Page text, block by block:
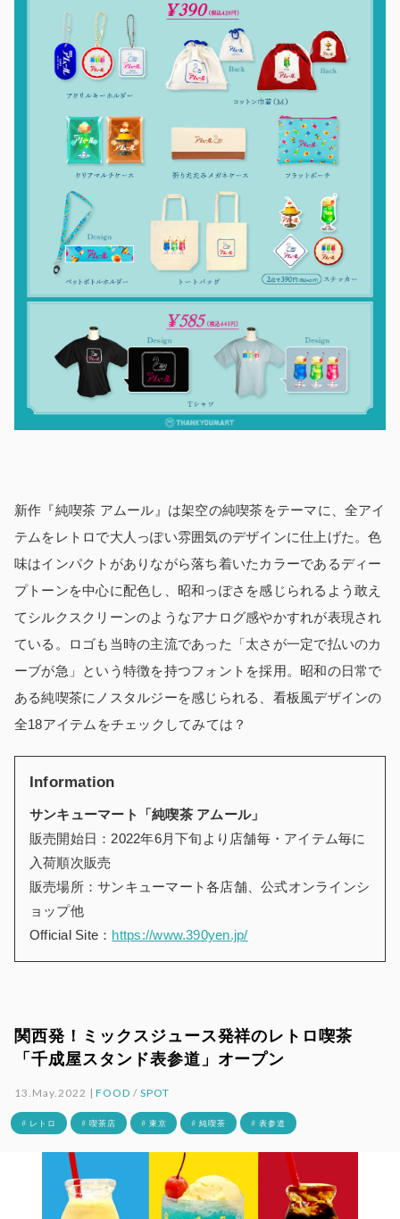
新作『純喫茶 アムール』は架空の純喫茶をテーマに、全アイ
テムをレトロで大人っぽい雰囲気のデザインに仕上げた。色
味はインパクトがありながら落ち着いたカラーであるディー
プトーンを中心に配色し、昭和っぽさを感じられるよう敢え
てシルクスクリーンのようなアナログ感やかすれが表現され
ている。ロゴも当時の主流であった「太さが一定で払いのカ
ーブが急」という特徴を持つフォントを採用。昭和の日常で
ある純喫茶にノスタルジーを感じられる、看板風デザインの
全18アイテムをチェックしてみては？
Information
サンキューマート「純喫茶 アムール」
販売開始日：2022年6月下旬より店舗毎・アイテム毎に
入荷順次販売
販売場所：サンキューマート各店舗、公式オンラインシ
ョップ他
Official Site： https://www.390yen.jp/
関西発！ミックスジュース発祥のレトロ喫茶
「千成屋スタンド表参道」オープン
13.May.2022 |FOOD /SPOT
# レトロ # 喫茶店 # 東京 # 純喫茶 # 表参道